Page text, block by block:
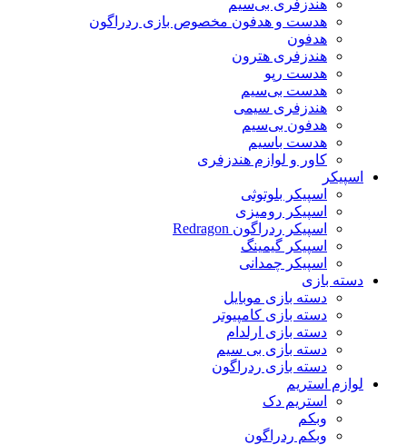
هندزفری بی‌سیم
هدست و هدفون مخصوص بازی ردراگون
هدفون
هندزفری هترون
هدست رپو
هدست بی‌سیم
هندزفری سیمی
هدفون بی‌سیم
هدست باسیم
کاور و لوازم هندزفری
اسپیکر
اسپیکر بلوتوثی
اسپیکر رومیزی
اسپیکر ردراگون Redragon
اسپیکر گیمینگ
اسپیکر چمدانی
دسته بازی
دسته بازی موبایل
دسته بازی کامپیوتر
دسته بازی ارلدام
دسته بازی بی سیم
دسته بازی ردراگون
لوازم استریم
استریم دک
وبکم
وبکم ردراگون